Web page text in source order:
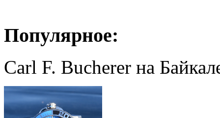
Популярное:
Carl F. Bucherer на